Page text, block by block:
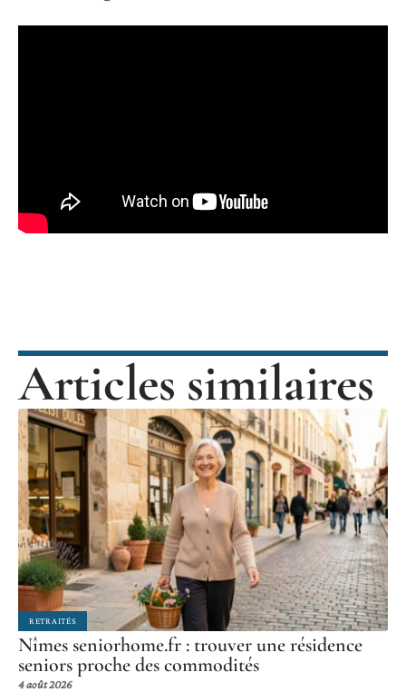
Articles similaires
RETRAITÉS
Nîmes seniorhome.fr : trouver une résidence
seniors proche des commodités
4 août 2026